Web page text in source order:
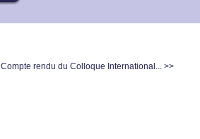
Compte rendu du Colloque International... >>